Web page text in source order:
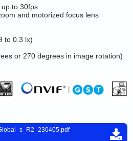
to 30fps
and motorized focus lens
to 0.3 lx)
or 270 degrees in image rotation)